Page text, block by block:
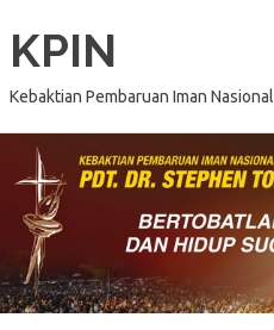
KPIN
Kebaktian Pembaruan Iman Nasional